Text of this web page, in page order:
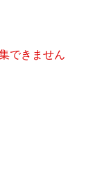
できません